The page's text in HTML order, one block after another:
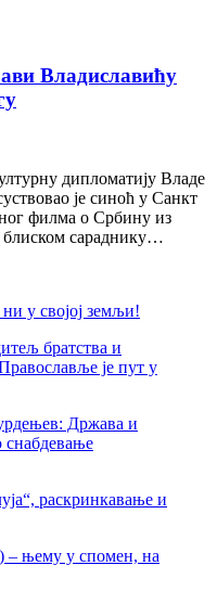
Владиславићу
дипломатију Владе
је синоћ у Санкт
филма о Србину из
сараднику…
у својој земљи!
братства и
је пут у
Држава и
раскринкавање и
њему у спомен, на